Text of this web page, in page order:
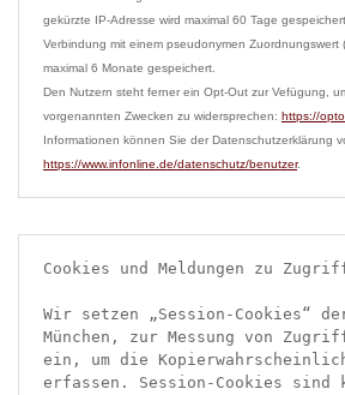
gekürzte IP-Adresse wird maximal 60 Tage
Verbindung mit einem pseudonymen Zuordnungswert
maximal 6 Monate gespeichert.
Den Nutzern steht ferner ein Opt-Out zur Vefügung,
vorgenannten Zwecken zu widersprechen: https://
https://www.infonline.de/datenschutz/benutzer
Cookies und Meldungen zu
Wir setzen „Session-Cookies“
München, zur Messung von
ein, um die
erfassen. Session-Cookies sind